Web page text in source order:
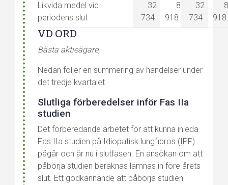
Likvida medel vid
periodens slut
32
734
8
918
32
734
8
918
VD ORD
Bästa aktieägare,
Nedan följer en summering av händelser under
det tredje kvartalet.
Slutliga förberedelser inför Fas IIa
studien
Det förberedande arbetet för att kunna inleda
Fas IIa studien på Idiopatisk lungfibros (IPF)
pågår och är nu i slutfasen. En ansökan om att
påbörja studien beräknas lämnas in före årets
slut. Ett godkännande att påbörja studien